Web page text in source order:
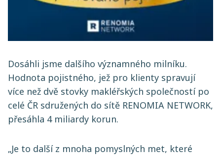
Dosáhli jsme dalšího významného milníku.
Hodnota pojistného, jež pro klienty spravují
více než dvě stovky makléřských společností po
celé ČR sdružených do sítě RENOMIA NETWORK,
přesáhla 4 miliardy korun.
„Je to další z mnoha pomyslných met, které